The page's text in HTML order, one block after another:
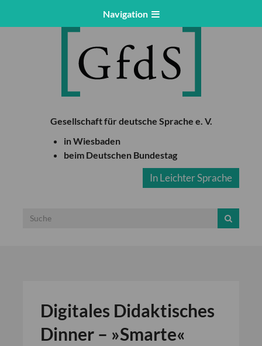
Navigation
Gesellschaft für deutsche Sprache e. V.
in Wiesbaden
beim Deutschen Bundestag
In Leichter Sprache
Digitales Didaktisches
Dinner – »Smarte«